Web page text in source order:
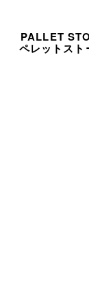
PALLET
ペレットスト